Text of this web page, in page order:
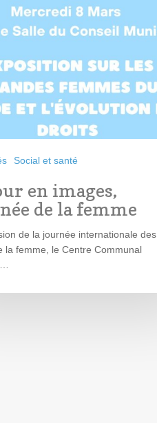
Social et santé
en images,
de la femme
de la journée internationale des
la femme, le Centre Communal